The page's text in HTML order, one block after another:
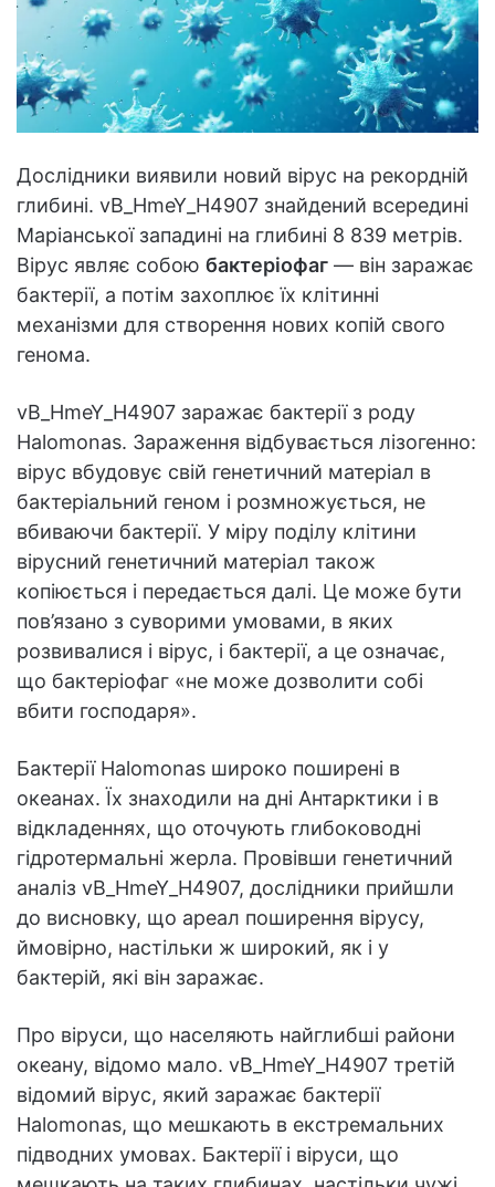
Дослідники виявили новий вірус на рекордній
глибині. vB_HmeY_H4907 знайдений всередині
Маріанської западині на глибині 8 839 метрів.
Вірус являє собою бактеріофаг — він заражає
бактерії, а потім захоплює їх клітинні
механізми для створення нових копій свого
генома.
vB_HmeY_H4907 заражає бактерії з роду
Halomonas. Зараження відбувається лізогенно:
вірус вбудовує свій генетичний матеріал в
бактеріальний геном і розмножується, не
вбиваючи бактерії. У міру поділу клітини
вірусний генетичний матеріал також
копіюється і передається далі. Це може бути
пов’язано з суворими умовами, в яких
розвивалися і вірус, і бактерії, а це означає,
що бактеріофаг «не може дозволити собі
вбити господаря».
Бактерії Halomonas широко поширені в
океанах. Їх знаходили на дні Антарктики і в
відкладеннях, що оточують глибоководні
гідротермальні жерла. Провівши генетичний
аналіз vB_HmeY_H4907, дослідники прийшли
до висновку, що ареал поширення вірусу,
ймовірно, настільки ж широкий, як і у
бактерій, які він заражає.
Про віруси, що населяють найглибші райони
океану, відомо мало. vB_HmeY_H4907 третій
відомий вірус, який заражає бактерії
Halomonas, що мешкають в екстремальних
підводних умовах. Бактерії і віруси, що